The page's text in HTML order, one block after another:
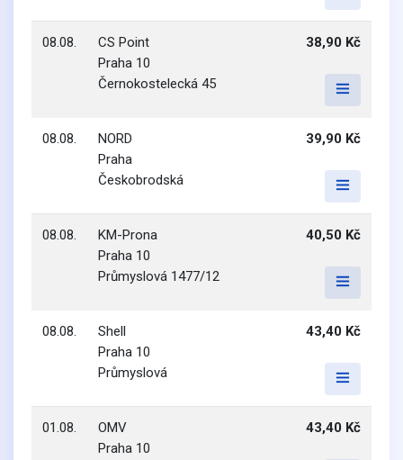
08.08.
CS Point
Praha 10
Černokostelecká 45
38,90 Kč
08.08.
NORD
Praha
Českobrodská
39,90 Kč
08.08.
KM-Prona
Praha 10
Průmyslová 1477/12
40,50 Kč
08.08.
Shell
Praha 10
Průmyslová
43,40 Kč
01.08.
OMV
Praha 10
43,40 Kč